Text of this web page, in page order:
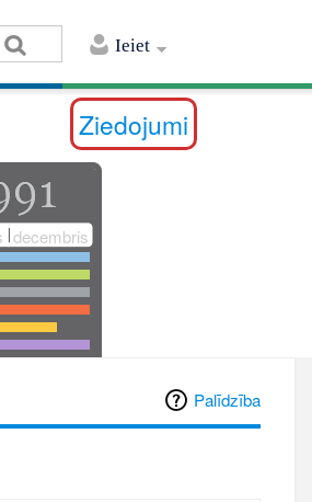
Ieiet
Ziedojumi
decembris
Palīdzība